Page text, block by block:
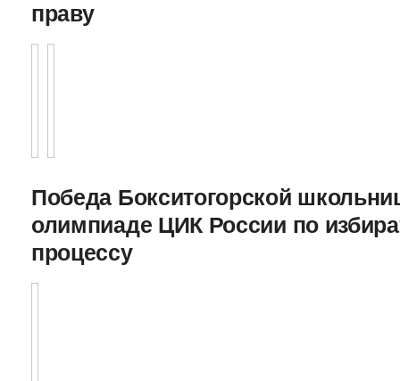
праву
Победа Бокситогорской
олимпиаде ЦИК России по
процессу